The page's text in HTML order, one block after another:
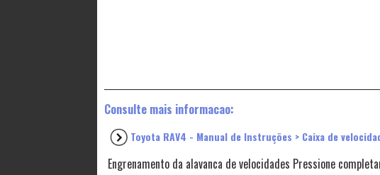
Consulte mais informacao:
Toyota RAV4 - Manual de Instruções > Caixa de
Engrenamento da alavanca de velocidades Pressione